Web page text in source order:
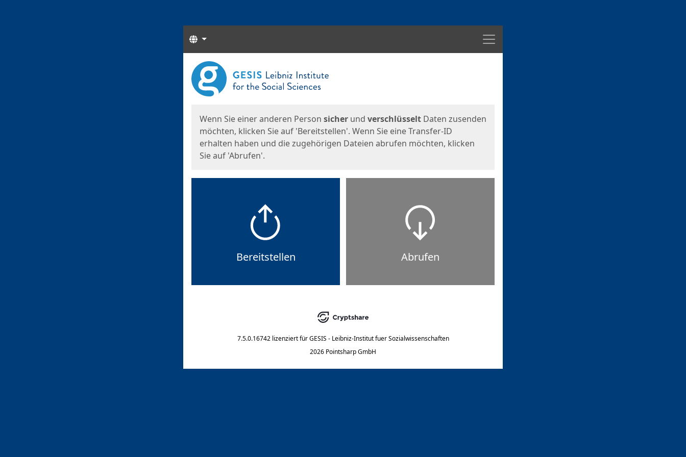
Menü
Sprachen
Start
Wenn Sie einer anderen Person sicher und verschlüsselt Daten zusenden
möchten, klicken Sie auf 'Bereitstellen'. Wenn Sie eine Transfer-ID
erhalten haben und die zugehörigen Dateien abrufen möchten, klicken
Sie auf 'Abrufen'.
Bereitstellen Abrufen
7.5.0.16742 lizenziert für GESIS - Leibniz-Institut fuer Sozialwissenschaften
2026 Pointsharp GmbH